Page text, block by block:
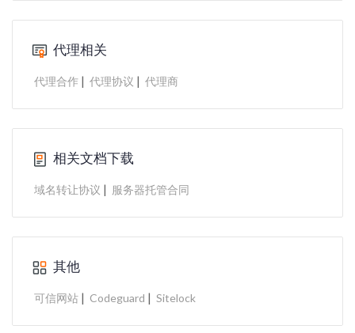
代理相关
代理合作 | 代理协议 | 代理商
相关文档下载
域名转让协议 | 服务器托管合同
其他
可信网站 | Codeguard | Sitelock